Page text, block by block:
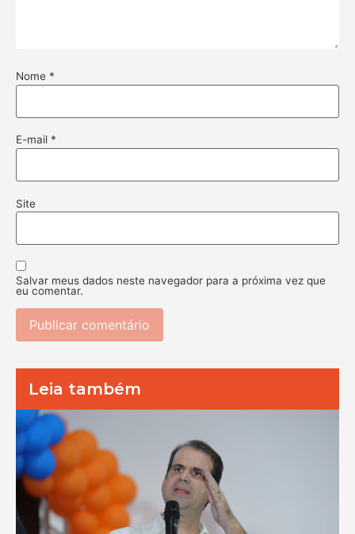
Nome *
E-mail *
Site
Salvar meus dados neste navegador para a próxima vez que
eu comentar.
Leia também